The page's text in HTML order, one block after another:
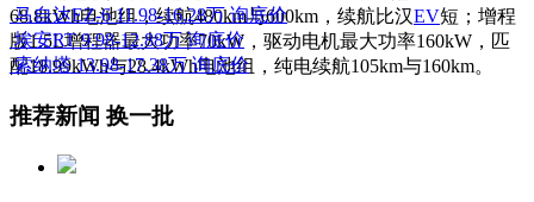
68.8kWh电池组，续航480km与600km，续航比汉EV短；增程
版1.5L增程器最大功率70kW，驱动电机最大功率160kW，匹
配18.99kWh与28.4kWh电池组，纯电续航105km与160km。
马自达EZ-6 11.98-16.28万 询底价
埃安RT 9.98-12.88万 询底价
索纳塔 13.98-17.38万 询底价
推荐新闻 换一批